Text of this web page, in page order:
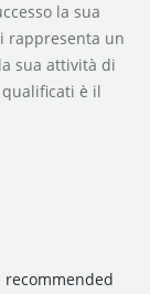
la sua
rappresenta un
sua attività di
è il
recommended